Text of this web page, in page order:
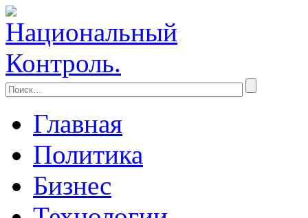
Главная
Политика
Бизнес